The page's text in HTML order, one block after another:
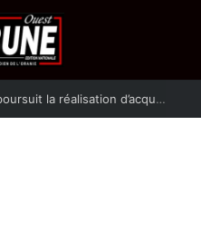
La revue El Djeïch : l’Algérie poursuit la réalisation d’acquis qualitatifs et historiques dans un climat de sécurité et de stabilité